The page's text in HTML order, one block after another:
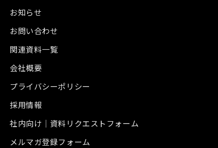
お知らせ
お問い合わせ
関連資料一覧
会社概要
プライバシーポリシー
採用情報
社内向け｜資料リクエストフォーム
メルマガ登録フォーム